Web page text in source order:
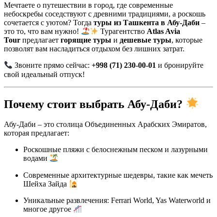
Мечтаете о путешествии в город, где современные
небоскребы соседствуют с древними традициями, а роскошь
сочетается с уютом? Тогда туры из Ташкента в Абу-Даби –
это то, что вам нужно!
Турагентство Atlas Avia
Tour предлагает горящие туры и дешевые туры, которые
позволят вам насладиться отдыхом без лишних затрат.
Звоните прямо сейчас:+998 (71) 230-00-01 и бронируйте
свой идеальный отпуск!
Почему стоит выбрать Абу-Даби?
Абу-Даби – это столица Объединенных Арабских Эмиратов,
которая предлагает:
Роскошные пляжи с белоснежным песком и лазурными
водами
Современные архитектурные шедевры, такие как мечеть
Шейха Зайда
Уникальные развлечения: Ferrari World, Yas Waterworld и
многое другое